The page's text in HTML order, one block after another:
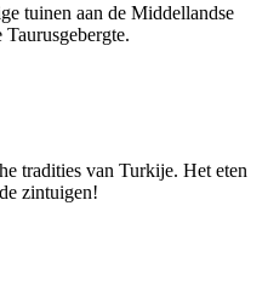
tuinen aan de Middellandse
tradities van Turkije. Het eten
zintuigen!